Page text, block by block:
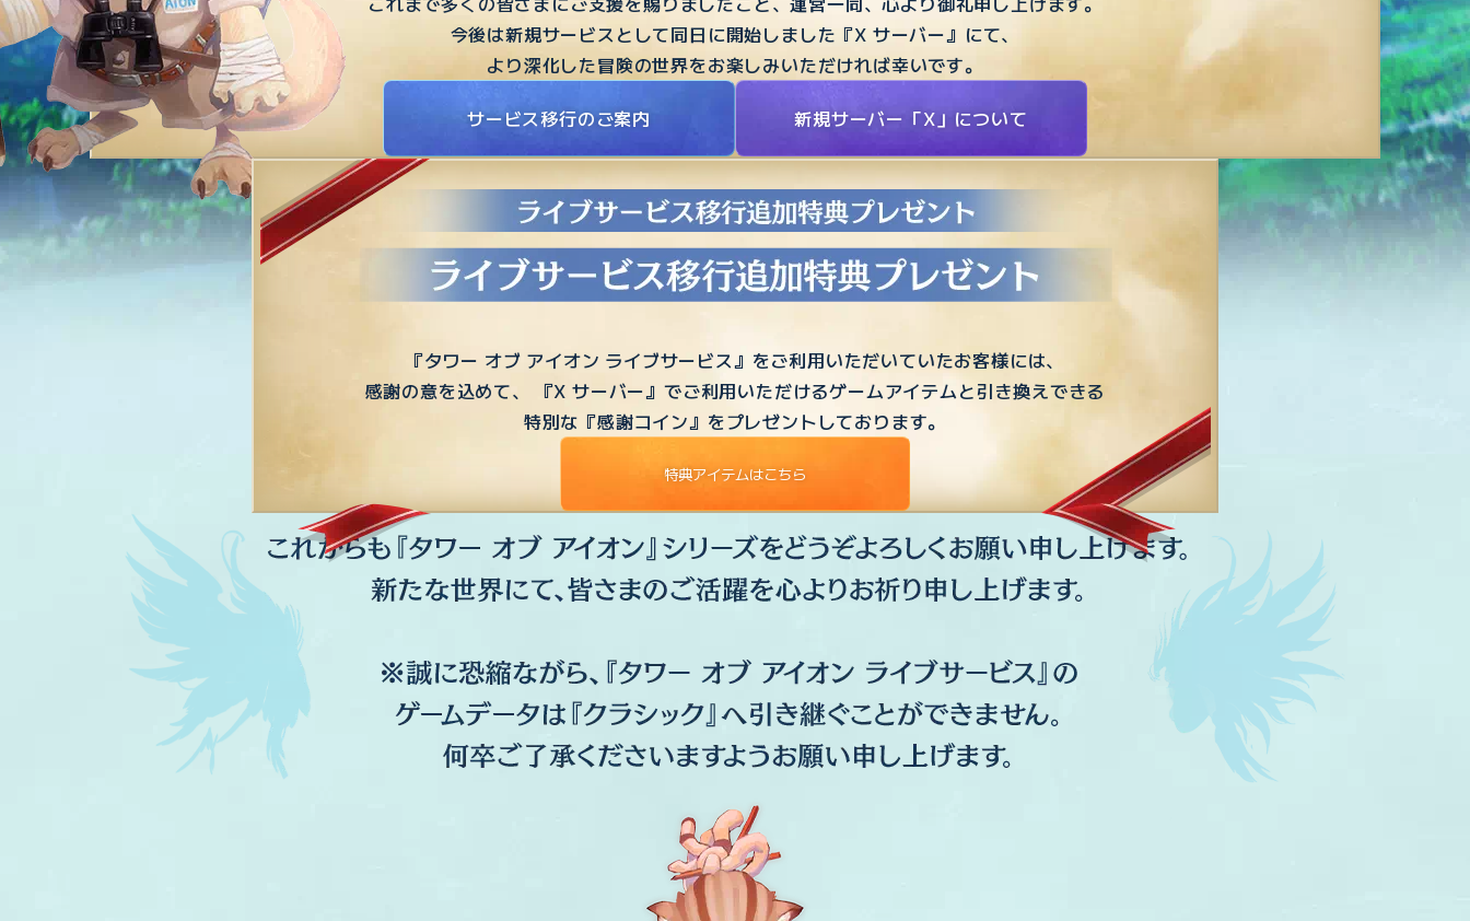
今後は新規サービスとして同日に開始しました『X サーバー』にて、
より深化した冒険の世界をお楽しみいただければ幸いです。
サービス移行のご案内 新規サーバー「X」について
『タワー オブ アイオン ライブサービス』をご利用いただいていたお客様には、
感謝の意を込めて、 『X サーバー』でご利用いただけるゲームアイテムと引き換えできる
特別な『感謝コイン』をプレゼントしております。
特典アイテムはこちら